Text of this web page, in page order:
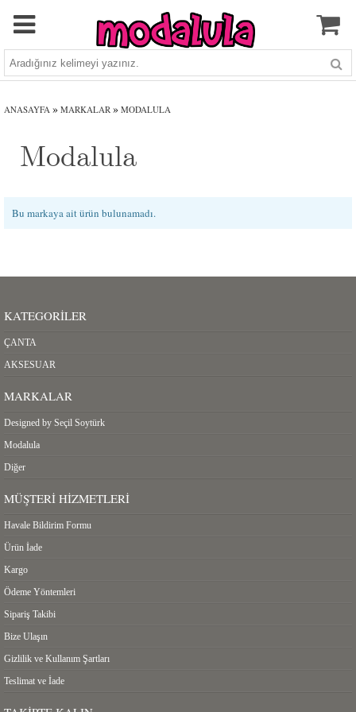
ANASAYFA » MARKALAR » MODALULA
Modalula
Bu markaya ait ürün bulunamadı.
KATEGORILER
ÇANTA
AKSESUAR
MARKALAR
Designed by Seçil Soytürk
Modalula
Diğer
MÜŞTERI HIZMETLERI
Havale Bildirim Formu
Ürün İade
Kargo
Ödeme Yöntemleri
Sipariş Takibi
Bize Ulaşın
Gizlilik ve Kullanım Şartları
Teslimat ve İade